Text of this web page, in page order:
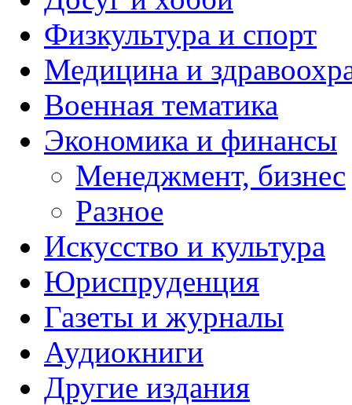
Физкультура и спорт
Медицина и
Военная тематика
Экономика и финансы
Менеджмент, бизнес
Разное
Искусство и культура
Юриспруденция
Газеты и журналы
Аудиокниги
Другие издания